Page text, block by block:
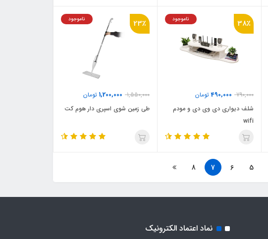
38٪
790,000
490,000تومان
ناموجود
شلف دیواری دی وی دی و مودم
wifi
23٪
1,550,000
1,200,000 تومان
ناموجود
طی زمین شوی اسپری دار هوم کت
5
6
7
8
نماد اعتماد الکترونیک